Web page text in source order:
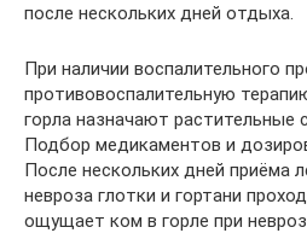
после нескольких дней отдыха.
При наличии воспалительного
противовоспалительную
горла назначают растительные
Подбор медикаментов и
После нескольких дней приёма
невроза глотки и гортани
ощущает ком в горле при